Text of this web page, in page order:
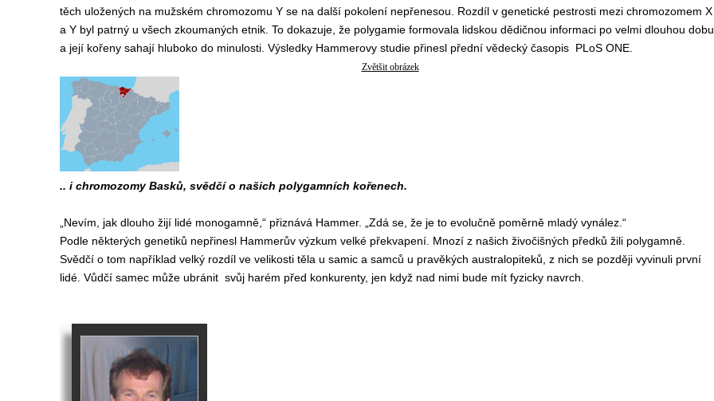
těch uložených na mužském chromozomu Y se na další pokolení nepřenesou. Rozdíl v genetické pestrosti mezi chromozomem X
a Y byl patrný u všech zkoumaných etnik. To dokazuje, že polygamie formovala lidskou dědičnou informaci po velmi dlouhou dobu
a její kořeny sahají hluboko do minulosti. Výsledky Hammerovy studie přinesl přední vědecký časopis PLoS ONE.
Zvětšit obrázek
.. i chromozomy Basků, svědčí o našich polygamních kořenech.
„Nevím, jak dlouho žijí lidé monogamně,“ přiznává Hammer. „Zdá se, že je to evolučně poměrně mladý vynález.“
Podle některých genetiků nepřinesl Hammerův výzkum velké překvapení. Mnozí z našich živočišných předků žili polygamně.
Svědčí o tom například velký rozdíl ve velikosti těla u samic a samců u pravěkých australopiteků, z nich se později vyvinuli první
lidé. Vůdčí samec může ubránit svůj harém před konkurenty, jen když nad nimi bude mít fyzicky navrch.